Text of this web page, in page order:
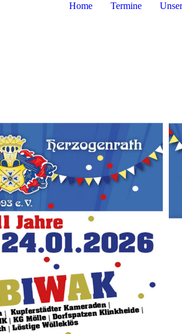
Home Termine